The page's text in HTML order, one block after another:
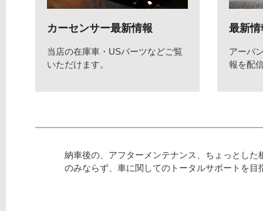
カーセンサー最新情報
当店の在庫車・USパーツなどご覧
いただけます。
最新情
アーバ
報を配
納車後の、アフターメンテナンス、ちょっとした
のみならず、車に関してのトータルサポートを目